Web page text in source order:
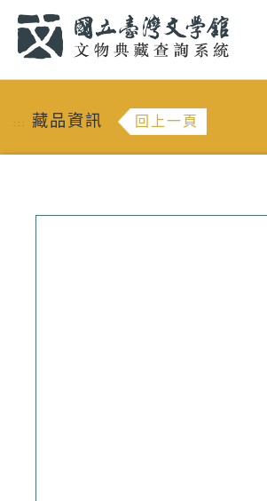
::: 藏品資訊 回上一頁